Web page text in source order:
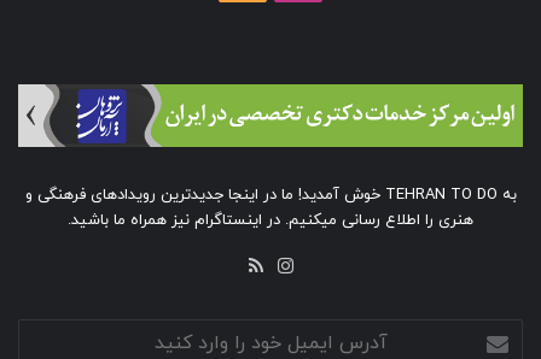
به TEHRAN TO DO خوش آمدید! ما در اینجا جدیدترین رویدادهای فرهنگی و
هنری را اطلاع رسانی میکنیم. در اینستاگرام نیز همراه ما باشید.
اینستاگرام